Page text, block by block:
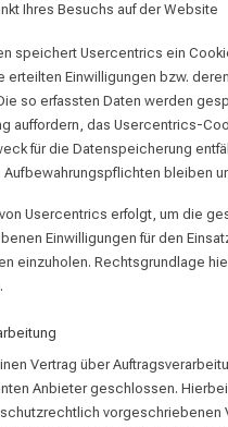
Ihres Besuchs auf der Website
speichert Usercentrics ein
erteilten Einwilligungen bzw.
so erfassten Daten werden
auffordern, das Usercentrics-
für die Datenspeicherung
bleiben
Usercentrics erfolgt, um die
Einwilligungen für den
einzuholen. Rechtsgrundlage
Vertrag über
Anbieter geschlossen.
vorgeschriebenen